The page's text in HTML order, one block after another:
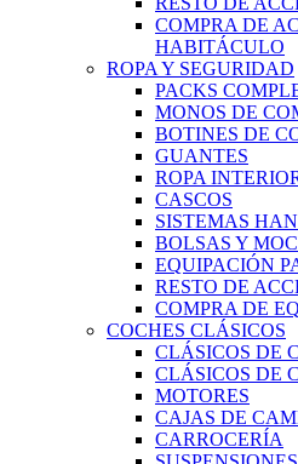
COMPRA DE
HABITÁCULO
ROPA Y SEGURIDAD
PACKS
MONOS DE
BOTINES DE
GUANTES
ROPA
CASCOS
SISTEMAS
BOLSAS Y
EQUIPACIÓN
RESTO DE
COMPRA DE
COCHES CLÁSICOS
CLÁSICOS DE
CLÁSICOS DE
MOTORES
CAJAS DE
CARROCERÍA